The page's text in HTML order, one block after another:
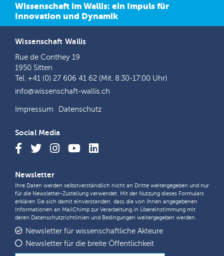
Wissenschaft im Wallis: ein Impuls für
Innovation und Dynamik
Wissenschaft Wallis
Rue de Conthey 19
1950 Sitten
Tel. +41 (0) 27 606 41 62 (Mit. 8:30-17:00 Uhr)
info@wissenschaft-wallis.ch
Impressum Datenschutz
Social Media
Newsletter
Ihre Daten werden selbstverständlich nicht an Dritte weitergegeben und nur
für die Newsletter-Zustellung verwendet. Mit der Nutzung dieses Formulars
erklären Sie sich damit einverstanden, dass die von Ihnen angegebenen
Informationen an MailChimp zur Verarbeitung in Übereinstimmung mit
deren Datenschutzrichtlinien und Bedingungen weitergegeben werden.
Newsletter für wissenschaftliche Akteure
Newsletter für die breite Öffentlichkeit